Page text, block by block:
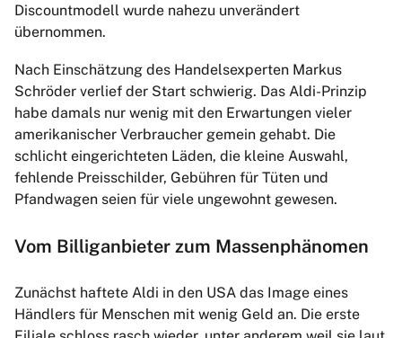
Discountmodell wurde nahezu unverändert
übernommen.
Nach Einschätzung des Handelsexperten Markus
Schröder verlief der Start schwierig. Das Aldi-Prinzip
habe damals nur wenig mit den Erwartungen vieler
amerikanischer Verbraucher gemein gehabt. Die
schlicht eingerichteten Läden, die kleine Auswahl,
fehlende Preisschilder, Gebühren für Tüten und
Pfandwagen seien für viele ungewohnt gewesen.
Vom Billiganbieter zum Massenphänomen
Zunächst haftete Aldi in den USA das Image eines
Händlers für Menschen mit wenig Geld an. Die erste